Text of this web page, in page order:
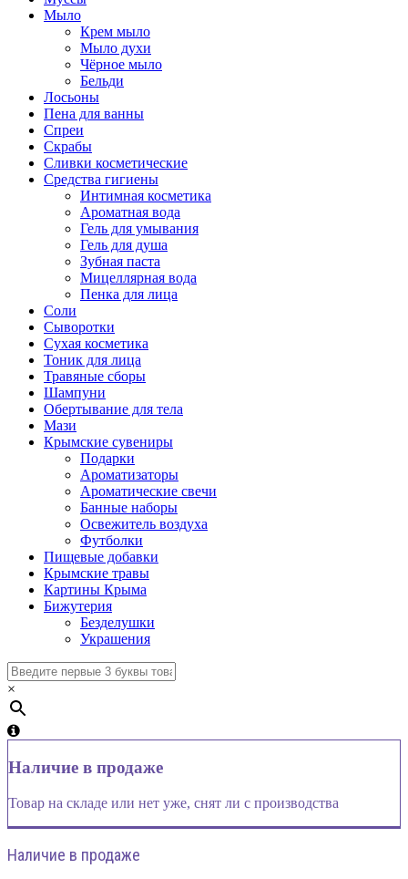
Мыло
Крем мыло
Мыло духи
Чёрное мыло
Бельди
Лосьоны
Пена для ванны
Спреи
Скрабы
Сливки косметические
Средства гигиены
Интимная косметика
Ароматная вода
Гель для умывания
Гель для душа
Зубная паста
Мицеллярная вода
Пенка для лица
Соли
Сыворотки
Сухая косметика
Тоник для лица
Травяные сборы
Шампуни
Обертывание для тела
Мази
Крымские сувениры
Подарки
Ароматизаторы
Ароматические свечи
Банные наборы
Освежитель воздуха
Футболки
Пищевые добавки
Крымские травы
Картины Крыма
Бижутерия
Безделушки
Украшения
×
Наличие в продаже
Товар на складе или нет уже, снят ли с производства
Наличие в продаже